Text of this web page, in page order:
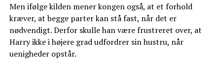
Men ifølge kilden mener kongen også, at et forhold
kræver, at begge parter kan stå fast, når det er
nødvendigt. Derfor skulle han være frustreret over, at
Harry ikke i højere grad udfordrer sin hustru, når
uenigheder opstår.